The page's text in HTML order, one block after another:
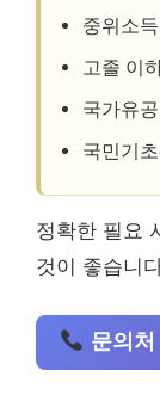
중위소
고졸 이
국가유
국민기
정확한 필요
것이 좋습니
문의